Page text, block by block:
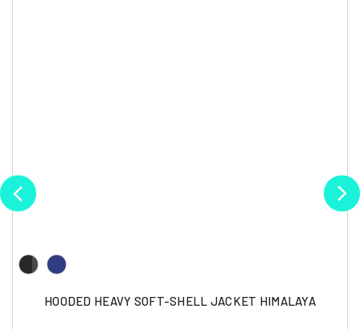
HOODED HEAVY SOFT-SHELL JACKET HIMALAYA